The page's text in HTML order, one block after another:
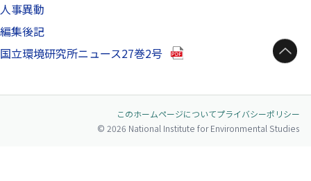
人事異動
編集後記
国立環境研究所ニュース27巻2号（別ウインドウで開きます）
ページトップへ
このホームページについてプライバシーポリシー
© 2026 National Institute for Environmental Studies